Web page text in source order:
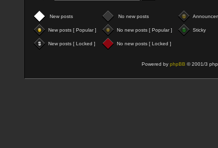
New posts No new posts
New posts [ Popular ] No new posts [ Popular ] Sticky
New posts [ Locked ] No new posts [ Locked ]
Powered by phpBB © 2001/3